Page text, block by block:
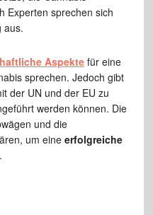
Experten sprechen sich
aus.
Aspektefür eine
sprechen. Jedoch gibt
der UN und der EU zu
werden können. Die
und die
um eineerfolgreiche